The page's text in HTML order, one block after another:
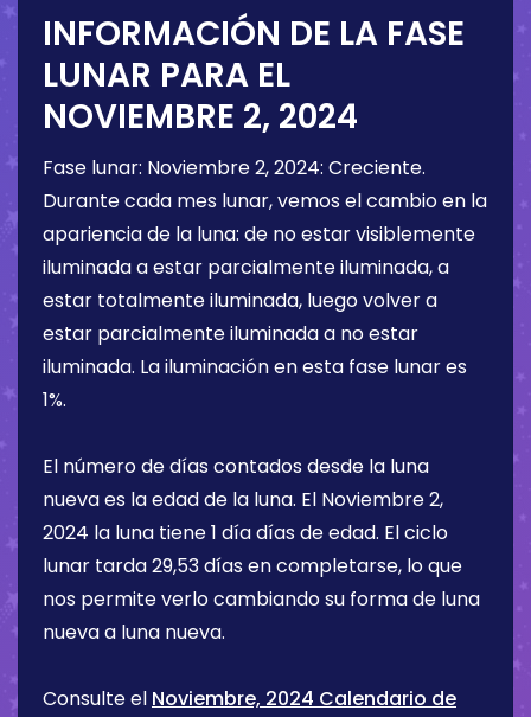
INFORMACIÓN DE LA FASE
LUNAR PARA EL
NOVIEMBRE 2, 2024
Fase lunar: Noviembre 2, 2024: Creciente.
Durante cada mes lunar, vemos el cambio en la
apariencia de la luna: de no estar visiblemente
iluminada a estar parcialmente iluminada, a
estar totalmente iluminada, luego volver a
estar parcialmente iluminada a no estar
iluminada. La iluminación en esta fase lunar es
1%.
El número de días contados desde la luna
nueva es la edad de la luna. El Noviembre 2,
2024 la luna tiene1 díadías de edad. El ciclo
lunar tarda 29,53 días en completarse, lo que
nos permite verlo cambiando su forma de luna
nueva a luna nueva.
Consulte el Noviembre, 2024 Calendario de